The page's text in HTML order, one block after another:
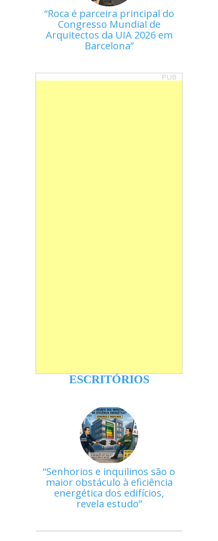
Roca é parceira principal do
Congresso Mundial de
Arquitectos da UIA 2026 em
Barcelona
PUB
ESCRITÓRIOS
Senhorios e inquilinos são o
maior obstáculo à eficiência
energética dos edifícios,
revela estudo